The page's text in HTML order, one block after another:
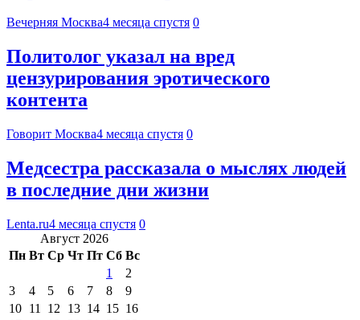
Вечерняя Москва4 месяца спустя 0
Политолог указал на вред
цензурирования эротического
контента
Говорит Москва4 месяца спустя 0
Медсестра рассказала о мыслях людей
в последние дни жизни
Lenta.ru4 месяца спустя 0
Август 2026
Пн Вт Ср Чт Пт Сб Вс
1
2
3
4 5 6 7 8
9
10 11 12 13 14 15 16